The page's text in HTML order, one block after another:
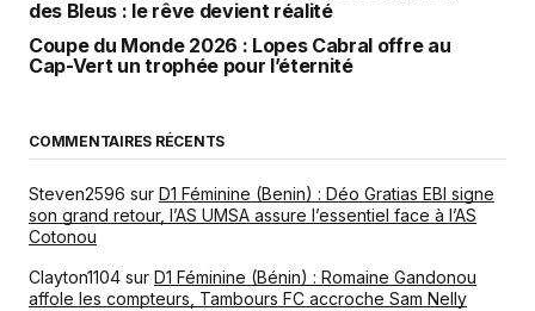
des Bleus : le rêve devient réalité
Coupe du Monde 2026 : Lopes Cabral offre au
Cap-Vert un trophée pour l’éternité
COMMENTAIRES RÉCENTS
Steven2596 sur D1 Féminine (Benin) : Déo Gratias EBI signe
son grand retour, l’AS UMSA assure l’essentiel face à l’AS
Cotonou
Clayton1104 sur D1 Féminine (Bénin) : Romaine Gandonou
affole les compteurs, Tambours FC accroche Sam Nelly